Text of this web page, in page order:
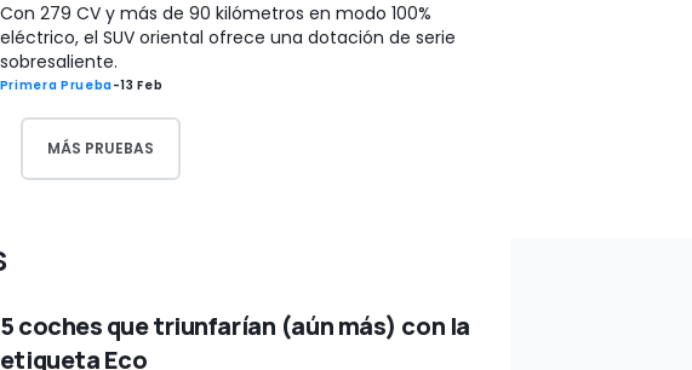
Con 279 CV y más de 90 kilómetros en modo 100%
eléctrico, el SUV oriental ofrece una dotación de serie
sobresaliente.
Primera Prueba-13 Feb
MÁS PRUEBAS
5 coches que triunfarían (aún más) con la
etiqueta Eco